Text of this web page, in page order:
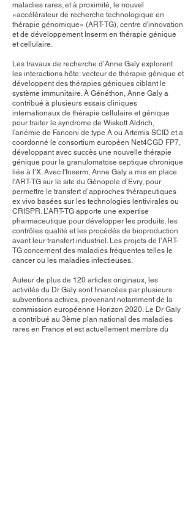
maladies rares; et à proximité, le nouvel
«accélérateur de recherche technologique en
thérapie génomique» (ART-TG), centre d'innovation
et de développement Inserm en thérapie génique
et cellulaire.
Les travaux de recherche d’Anne Galy explorent
les interactions hôte: vecteur de thérapie génique et
développent des thérapies géniques ciblant le
système immunitaire. À Généthon, Anne Galy a
contribué à plusieurs essais cliniques
internationaux de thérapie cellulaire et génique
pour traiter le syndrome de Wiskott Aldrich,
l'anémie de Fanconi de type A ou Artemis SCID et a
coordonné le consortium européen Net4CGD FP7,
développant avec succès une nouvelle thérapie
génique pour la granulomatose septique chronique
liée à l’X. Avec l'Inserm, Anne Galy a mis en place
l'ART-TG sur le site du Génopole d’Evry, pour
permettre le transfert d’approches thérapeutiques
ex vivo basées sur les technologies lentivirales ou
CRISPR. L’ART-TG apporte une expertise
pharmaceutique pour développer les produits, les
contrôles qualité et les procédés de bioproduction
avant leur transfert industriel. Les projets de l’ART-
TG concernent des maladies fréquentes telles le
cancer ou les maladies infectieuses.
Auteur de plus de 120 articles originaux, les
activités du Dr Galy sont financées par plusieurs
subventions actives, provenant notamment de la
commission européenne Horizon 2020. Le Dr Galy
a contribué au 3ème plan national des maladies
rares en France et est actuellement membre du